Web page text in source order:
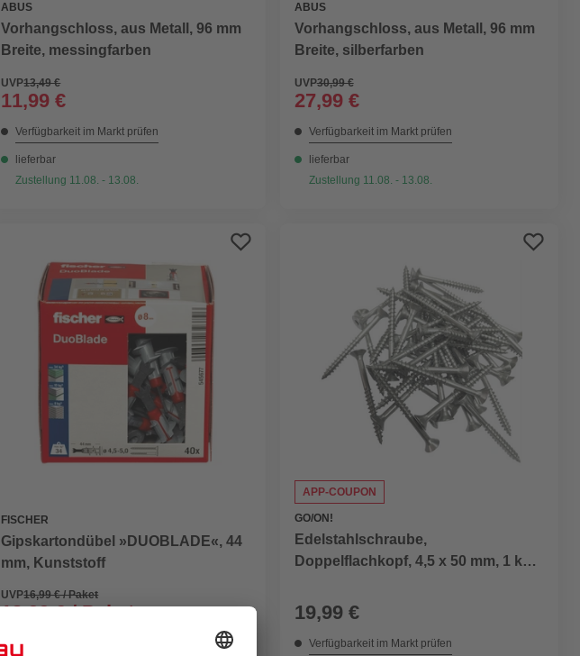
ABUS
Vorhangschloss, aus Metall, 96 mm
Breite, messingfarben
UVP13,49 €
11,99 €
Verfügbarkeit im Markt prüfen
lieferbar
Zustellung 11.08. - 13.08.
ABUS
Vorhangschloss, aus Metall, 96 mm
Breite, silberfarben
UVP30,99 €
27,99 €
Verfügbarkeit im Markt prüfen
lieferbar
Zustellung 11.08. - 13.08.
FISCHER
Gipskartondübel »DUOBLADE«, 44
mm, Kunststoff
UVP16,99 € / Paket
13,99 € / Paket
Verfügbarkeit im Markt prüfen
APP-COUPON
GO/ON!
Edelstahlschraube,
Doppelflachkopf, 4,5 x 50 mm, 1 kg
19,99 €
Verfügbarkeit im Markt prüfen